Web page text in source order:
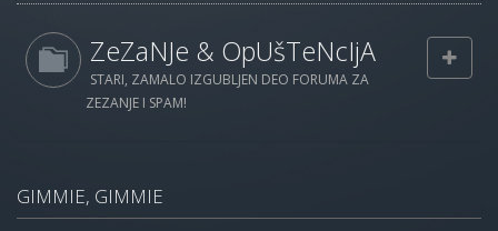
ZeZaNJe & OpUšTeNcIjA
STARI, ZAMALO IZGUBLJEN DEO FORUMA ZA
ZEZANJE I SPAM!
GIMMIE, GIMMIE